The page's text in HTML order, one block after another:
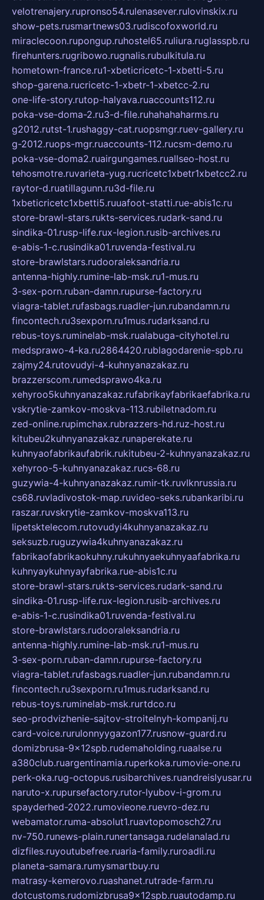
velotrenajery.rupronso54.rulenasever.rulovinskix.ru
show-pets.rusmartnews03.rudiscofoxworld.ru
miraclecoon.rupongup.ruhostel65.ruliura.ruglasspb.ru
firehunters.rugribowo.rugnalis.rubulkitula.ru
hometown-france.ru1-xbeticricetc-1-xbetti-5.ru
shop-garena.rucricetc-1-xbetr-1-xbetcc-2.ru
one-life-story.rutop-halyava.ruaccounts112.ru
poka-vse-doma-2.ru3-d-file.ruhahahaharms.ru
g2012.rutst-1.rushaggy-cat.ruopsmgr.ruev-gallery.ru
g-2012.ruops-mgr.ruaccounts-112.rucsm-demo.ru
poka-vse-doma2.ruairgungames.ruallseo-host.ru
tehosmotre.ruvarieta-yug.rucricetc1xbetr1xbetcc2.ru
raytor-d.ruatillagunn.ru3d-file.ru
1xbeticricetc1xbetti5.ruuafoot-statti.rue-abis1c.ru
store-brawl-stars.rukts-services.rudark-sand.ru
sindika-01.rusp-life.rux-legion.rusib-archives.ru
e-abis-1-c.rusindika01.ruvenda-festival.ru
store-brawlstars.rudooraleksandria.ru
antenna-highly.rumine-lab-msk.ru1-mus.ru
3-sex-porn.ruban-damn.rupurse-factory.ru
viagra-tablet.rufasbags.ruadler-jun.rubandamn.ru
fincontech.ru3sexporn.ru1mus.rudarksand.ru
rebus-toys.ruminelab-msk.rualabuga-cityhotel.ru
medsprawo-4-ka.ru2864420.rublagodarenie-spb.ru
zajmy24.rutovudyi-4-kuhnyanazakaz.ru
brazzerscom.rumedsprawo4ka.ru
xehyroo5kuhnyanazakaz.rufabrikayfabrikaefabrika.ru
vskrytie-zamkov-moskva-113.rubiletnadom.ru
zed-online.rupimchax.rubrazzers-hd.ruz-host.ru
kitubeu2kuhnyanazakaz.runaperekate.ru
kuhnyaofabrikaufabrik.rukitubeu-2-kuhnyanazakaz.ru
xehyroo-5-kuhnyanazakaz.rucs-68.ru
guzywia-4-kuhnyanazakaz.rumir-tk.ruvlknrussia.ru
cs68.ruvladivostok-map.ruvideo-seks.rubankaribi.ru
raszar.ruvskrytie-zamkov-moskva113.ru
lipetsktelecom.rutovudyi4kuhnyanazakaz.ru
seksuzb.ruguzywia4kuhnyanazakaz.ru
fabrikaofabrikaokuhny.rukuhnyaekuhnyaafabrika.ru
kuhnyaykuhnyayfabrika.rue-abis1c.ru
store-brawl-stars.rukts-services.rudark-sand.ru
sindika-01.rusp-life.rux-legion.rusib-archives.ru
e-abis-1-c.rusindika01.ruvenda-festival.ru
store-brawlstars.rudooraleksandria.ru
antenna-highly.rumine-lab-msk.ru1-mus.ru
3-sex-porn.ruban-damn.rupurse-factory.ru
viagra-tablet.rufasbags.ruadler-jun.rubandamn.ru
fincontech.ru3sexporn.ru1mus.rudarksand.ru
rebus-toys.ruminelab-msk.rurtdco.ru
seo-prodvizhenie-sajtov-stroitelnyh-kompanij.ru
card-voice.rurulonnyygazon177.rusnow-guard.ru
domizbrusa-9x12spb.rudemaholding.ruaalse.ru
a380club.ruargentinamia.ruperkoka.rumovie-one.ru
perk-oka.rug-octopus.rusibarchives.ruandreislyusar.ru
naruto-x.rupursefactory.rutor-lyubov-i-grom.ru
spayderhed-2022.rumovieone.ruevro-dez.ru
webamator.ruma-absolut1.ruavtopomosch27.ru
nv-750.runews-plain.runertansaga.rudelanalad.ru
dizfiles.ruyoutubefree.ruaria-family.ruroadli.ru
planeta-samara.rumysmartbuy.ru
matrasy-kemerovo.ruashanet.rutrade-farm.ru
dotcustoms.rudomizbrusa9x12spb.ruautodamp.ru